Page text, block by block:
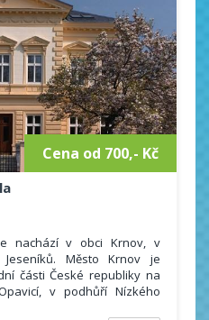
Cena od 700,- Kč
nachází v obci Krnov, v
Město Krnov je
části České republiky na
v podhůří Nízkého